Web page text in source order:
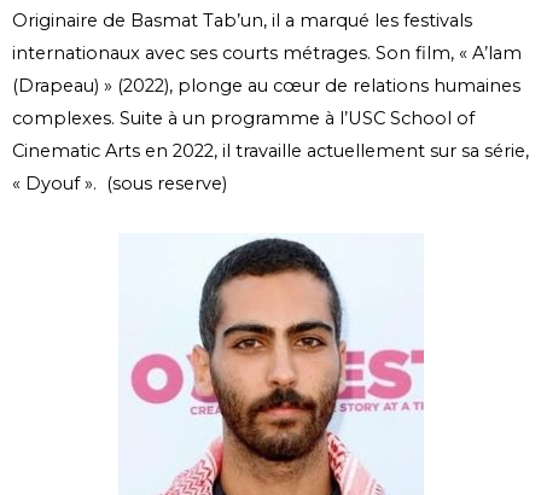
Originaire de Basmat Tab’un, il a marqué les festivals
internationaux avec ses courts métrages. Son film, « A’lam
(Drapeau) » (2022), plonge au cœur de relations humaines
complexes. Suite à un programme à l’USC School of
Cinematic Arts en 2022, il travaille actuellement sur sa série,
« Dyouf ». (sous reserve)